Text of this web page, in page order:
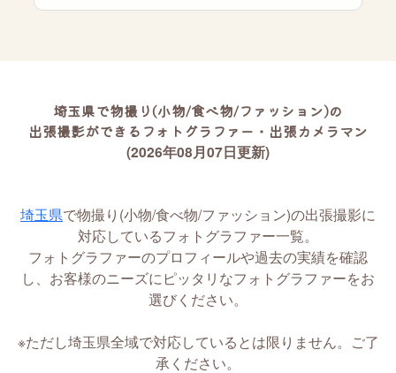
埼玉県で物撮り(小物/食べ物/ファッション)の
出張撮影ができるフォトグラファー・出張カメラマン
(2026年08月07日更新)
埼玉県で物撮り(小物/食べ物/ファッション)の出張撮影に
対応しているフォトグラファー一覧。
フォトグラファーのプロフィールや過去の実績を確認
し、お客様のニーズにピッタリなフォトグラファーをお
選びください。
※ただし埼玉県全域で対応しているとは限りません。ご了
承ください。